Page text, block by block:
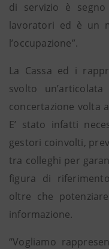
di servizio è segno
lavoratori ed è un
l’occupazione”.
La Cassa ed i
svolto
concertazione volta
E’ stato infatti
gestori coinvolti,
tra colleghi per
figura di
oltre che
informazione.
“Vogliamo